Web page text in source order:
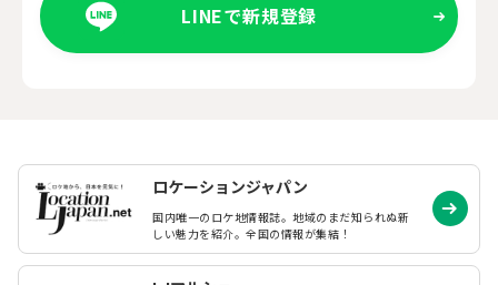
LINEで新規登録
ロケーションジャパン
国内唯一のロケ地情報誌。地域のまだ知られぬ新
しい魅力を紹介。全国の情報が集結！